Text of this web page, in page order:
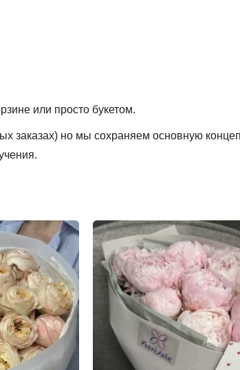
или просто букетом.
заказах) но мы сохраняем основную